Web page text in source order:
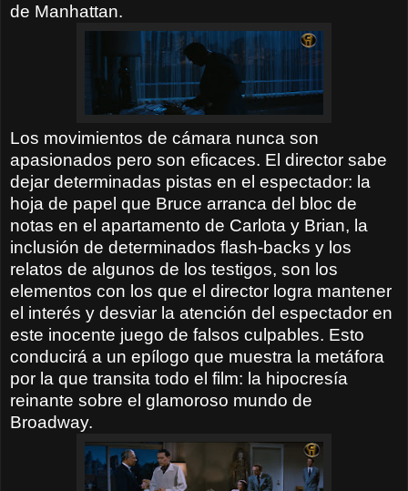
de Manhattan.
Los movimientos de cámara nunca son
apasionados pero son eficaces. El director sabe
dejar determinadas pistas en el espectador: la
hoja de papel que Bruce arranca del bloc de
notas en el apartamento de Carlota y Brian, la
inclusión de determinados flash-backs y los
relatos de algunos de los testigos, son los
elementos con los que el director logra mantener
el interés y desviar la atención del espectador en
este inocente juego de falsos culpables. Esto
conducirá a un epílogo que muestra la metáfora
por la que transita todo el film: la hipocresía
reinante sobre el glamoroso mundo de
Broadway.